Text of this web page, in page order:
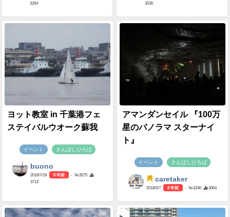
3264
3536
ヨット教室 in 千葉港フェ
ステイバルウオーク蘇我
イベント さんばしひろば
buono
2018/7/19 8 年前
- №3575
3712
アマンダンセイル 『100万
星のパノラマ スターナイ
ト』
イベント さんばしひろば
caretaker
2018/5/7 8 年前 - №3240 3064